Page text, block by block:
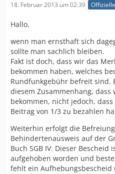
18. Februar 2013 um 02:39
Hallo,
wenn man ernsthaft sich
sollte man sachlich bleiben.
Fakt ist doch, dass wir das
bekommen haben, welches
Rundfunkgebühr befreit sind.
diesem Zusammenhang,
bekommen, nicht jedoch,
Beitrag von 1/3 zu bezahlen
Weiterhin erfolgt die
Behindertenausweis auf der
Buch SGB IV. Dieser
aufgehoben worden und
fehlt ein Aufhebungsbescheid